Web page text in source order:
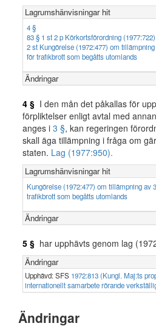
Lagrumshänvisningar hit
4 §
83 § 1 st 2 p Körkortsförordning (1977:722)
2 st Kungörelse (1972:477) om
för trafikbrott som begåtts utomlands
Ändringar
4 § I den mån det påkallas för
förpliktelser enligt avtal med
anges i 3 §, kan regeringen
skall äga tillämpning i fråga om
staten. Lag (1977:950).
Lagrumshänvisningar hit
Kungörelse (1972:477) om tillämpning av
trafikbrott som begåtts utomlands
Ändringar
5 § har upphävts genom lag
Ändringar
Upphävd: SFS 1972:813 (Kungl. Maj:ts
internationellt samarbete rörande
Ändringar